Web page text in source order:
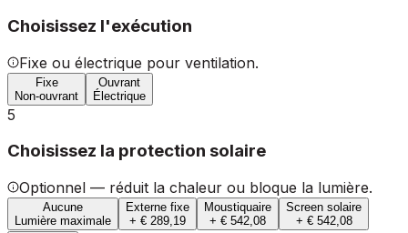
Choisissez l'exécution
Fixe ou électrique pour ventilation.
Fixe
Non-ouvrant
Ouvrant
Électrique
5
Choisissez la protection solaire
Optionnel — réduit la chaleur ou bloque la lumière.
Aucune
Lumière maximale
Externe fixe
+ € 289,19
Moustiquaire
+ € 542,08
Screen solaire
+ € 542,08